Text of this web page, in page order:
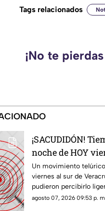
Tags relacionados
¡No te
¡SACUDIDÓN!
noche de HOY
2026; ¿cuál fue
Un movimiento
viernes al sur de
pudieron percibirlo
agosto 07, 2026 09:53 p.